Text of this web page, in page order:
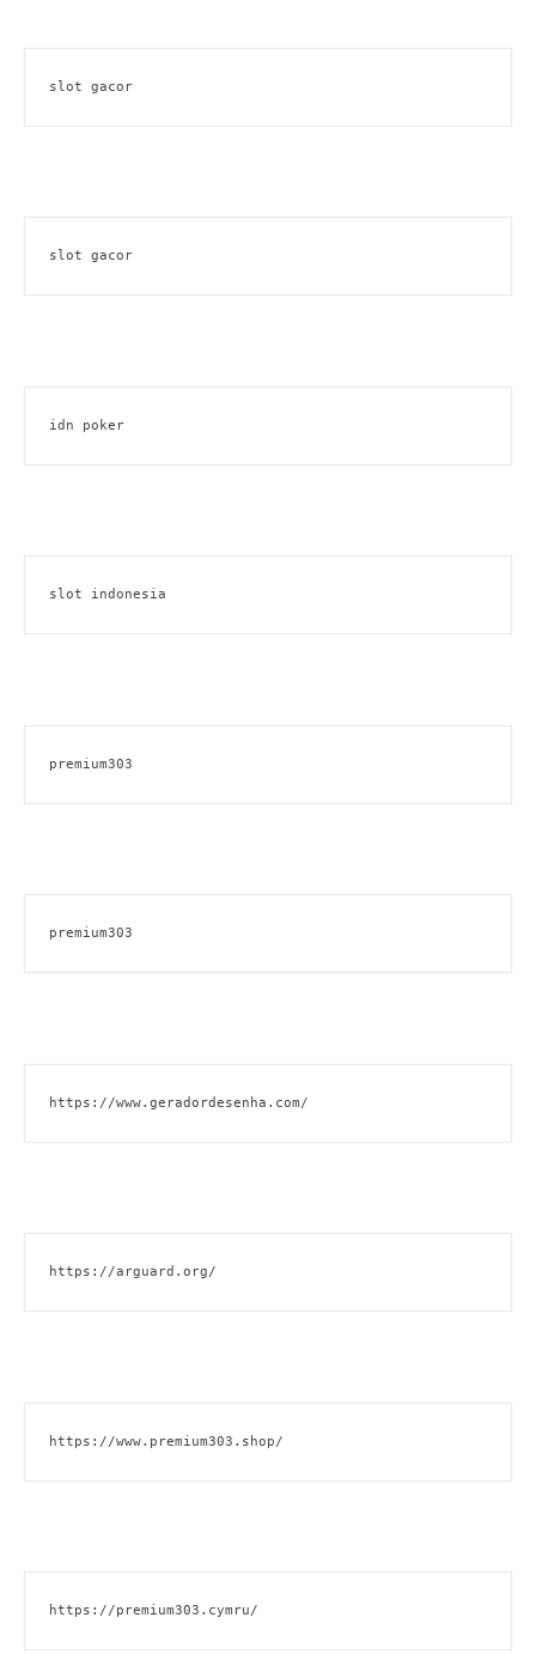
slot gacor
slot gacor
idn poker
slot indonesia
premium303
premium303
https://www.geradordesenha.com/
https://arguard.org/
https://www.premium303.shop/
https://premium303.cymru/